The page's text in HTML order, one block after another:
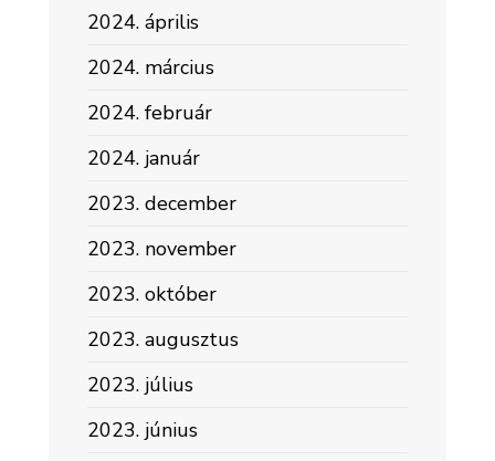
2024. április
2024. március
2024. február
2024. január
2023. december
2023. november
2023. október
2023. augusztus
2023. július
2023. június